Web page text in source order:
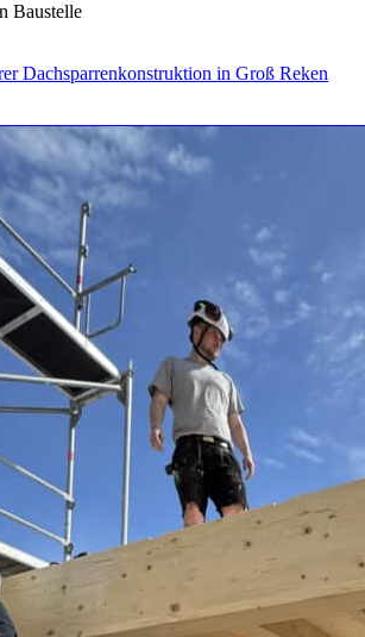
Baustelle
Dachsparrenkonstruktion in Groß Reken